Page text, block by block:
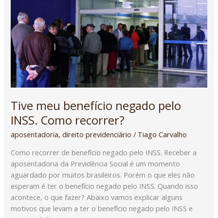
Tive meu benefício negado pelo
INSS. Como recorrer?
aposentadoria,direito previdenciário / Tiago Carvalho
Como recorrer de benefício negado pelo INSS. Receber a
aposentadoria da Previdência Social é um momento
aguardado por muitos brasileiros. Porém o que eles não
esperam é ter o benefício negado pelo INSS. Quando isso
acontece, o que fazer? Abaixo vamos explicar alguns
motivos que levam a ter o benefício negado pelo INSS e
INSS.
Como
recorrer?